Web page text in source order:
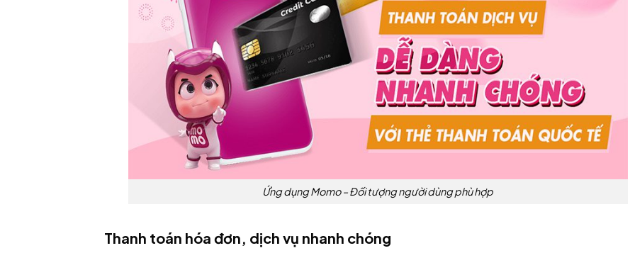
Ứng dụng Momo – Đối tượng người dùng phù hợp
Thanh toán hóa đơn, dịch vụ nhanh chóng